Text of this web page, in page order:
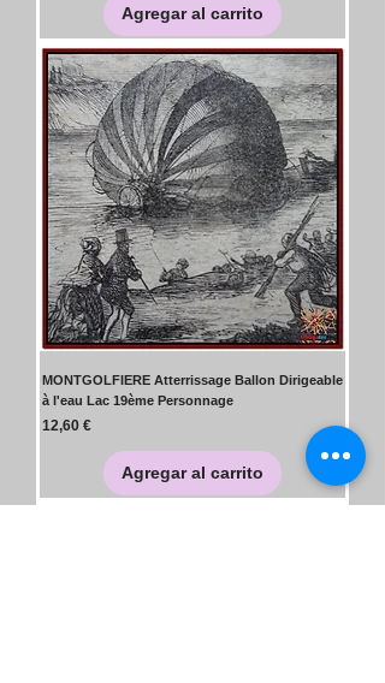
Agregar al carrito
MONTGOLFIERE Atterrissage Ballon Dirigeable
à l'eau Lac 19ème Personnage
Precio
12,60 €
Agregar al carrito